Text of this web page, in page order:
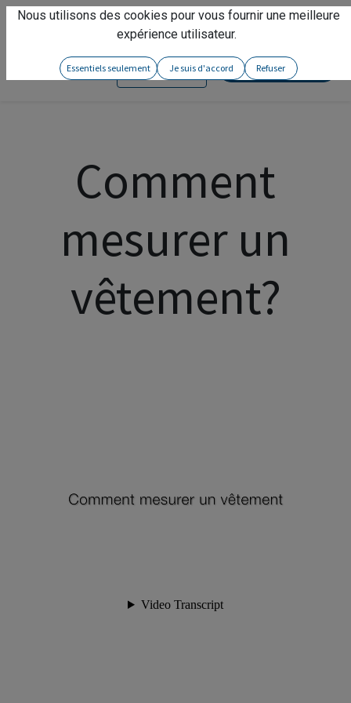
Vivez l'expérienceArseno!
Se connecter Contactez-nous
Comment
mesurer un
vêtement?
Nous utilisons des cookies pour vous fournir une meilleure
expérience utilisateur.
Essentiels seulement Je suis d'accord Refuser